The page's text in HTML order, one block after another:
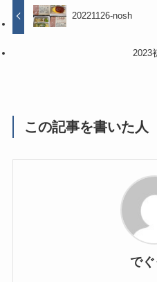
20221126-nosh
2023
この記事を書いた人
で